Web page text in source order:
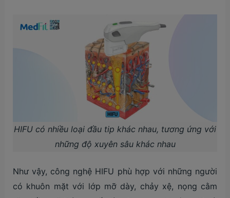
HIFU có nhiều loại đầu tip khác nhau, tương ứng với
những độ xuyên sâu khác nhau
Như vậy, công nghệ HIFU phù hợp với những người
có khuôn mặt với lớp mỡ dày, chảy xệ, nọng cằm